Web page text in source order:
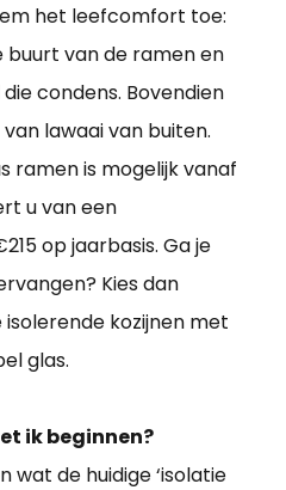
het leefcomfort toe:
van de ramen en
condens. Bovendien
lawaai van buiten.
ramen is mogelijk vanaf
u van een
op jaarbasis. Ga je
Kies dan
kozijnen met
glas.
ik beginnen?
de huidige ‘isolatie